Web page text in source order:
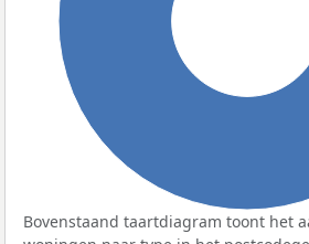
Bovenstaand taartdiagram toont het